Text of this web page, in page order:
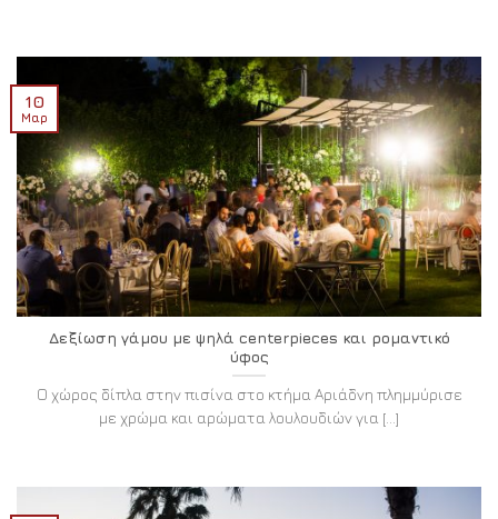
Δεξίωση γάμου με ψηλά centerpieces και ρομαντικό
ύφος
Ο χώρος δίπλα στην πισίνα στο κτήμα Αριάδνη πλημμύρισε
με χρώμα και αρώματα λουλουδιών για [...]
10
Μαρ